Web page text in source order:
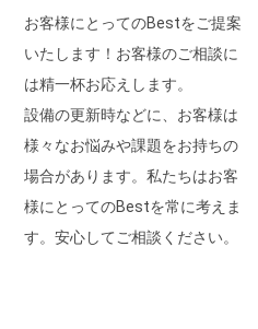
お客様にとってのBestをご提案
いたします！お客様のご相談に
は精一杯お応えします。
設備の更新時などに、お客様は
様々なお悩みや課題をお持ちの
場合があります。私たちはお客
様にとってのBestを常に考えま
す。安心してご相談ください。